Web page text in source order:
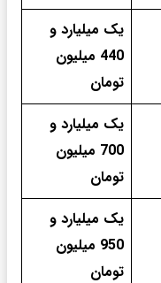
یک میلیارد و
440 میلیون
تومان
یک میلیارد و
700 میلیون
تومان
یک میلیارد و
950 میلیون
تومان